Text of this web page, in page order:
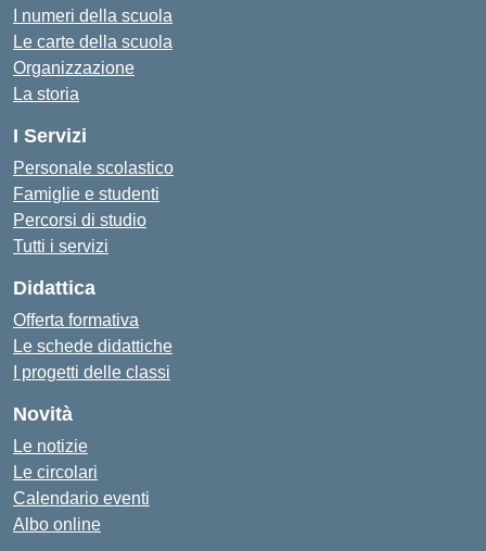
I numeri della scuola
Le carte della scuola
Organizzazione
La storia
I Servizi
Personale scolastico
Famiglie e studenti
Percorsi di studio
Tutti i servizi
Didattica
Offerta formativa
Le schede didattiche
I progetti delle classi
Novità
Le notizie
Le circolari
Calendario eventi
Albo online